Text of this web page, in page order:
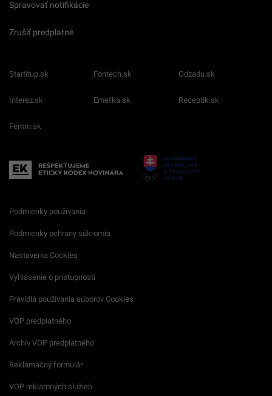
Spravovať notifikácie
Zrušiť predplatné
Startitup.sk Fontech.sk Odzadu.sk
Interez.sk Emefka.sk Receptik.sk
Femm.sk
Podmienky používania
Podmienky ochrany súkromia
Nastavenia Cookies
Vyhlásenie o prístupnosti
Pravidlá používania súborov Cookies
VOP predplatného
Archív VOP predplatného
Reklamačný formulár
VOP reklamných služieb